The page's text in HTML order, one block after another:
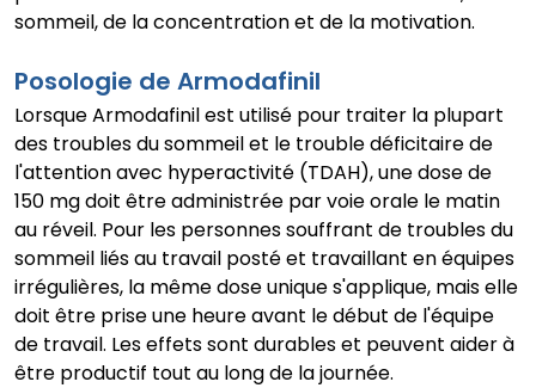
sommeil, de la concentration et de la motivation.
Posologie de Armodafinil
Lorsque Armodafinil est utilisé pour traiter la plupart
des troubles du sommeil et le trouble déficitaire de
l'attention avec hyperactivité (TDAH), une dose de
150 mg doit être administrée par voie orale le matin
au réveil. Pour les personnes souffrant de troubles du
sommeil liés au travail posté et travaillant en équipes
irrégulières, la même dose unique s'applique, mais elle
doit être prise une heure avant le début de l'équipe
de travail. Les effets sont durables et peuvent aider à
être productif tout au long de la journée.